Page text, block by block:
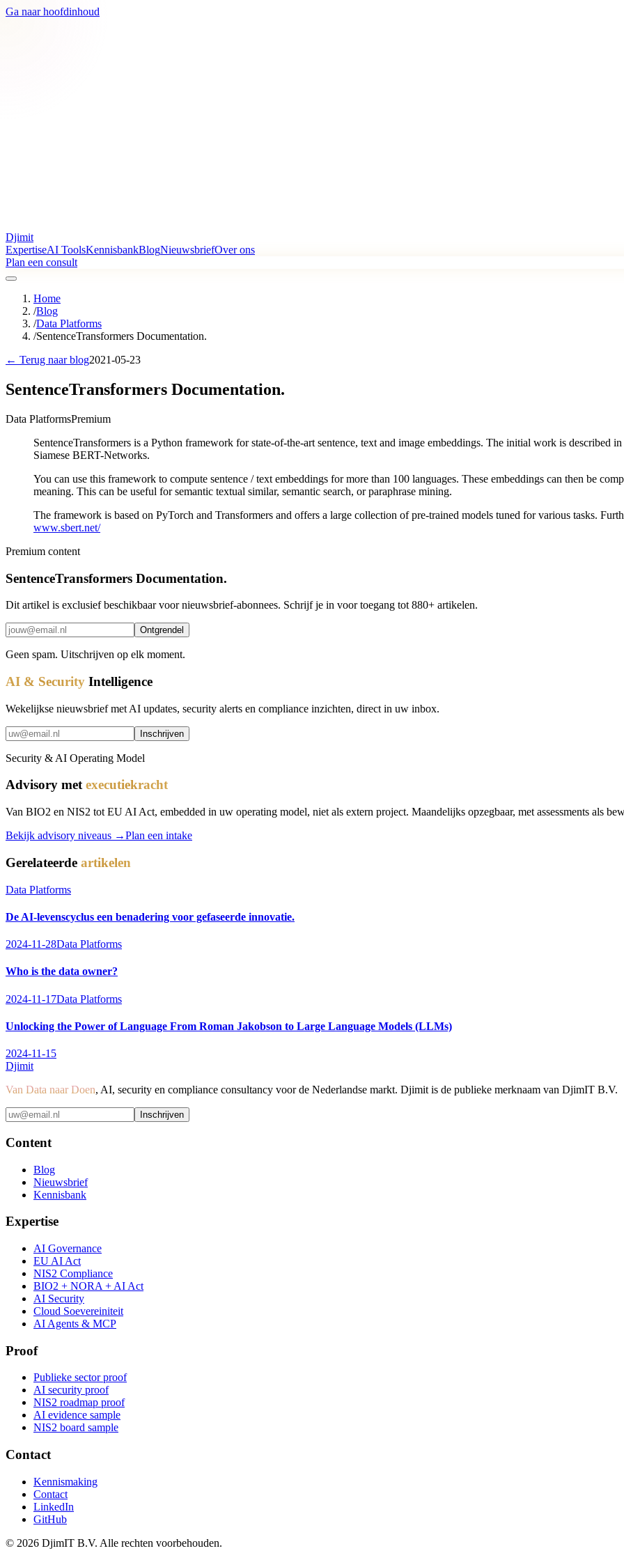
Ga naar hoofdinhoud
Djimit
ExpertiseAI ToolsKennisbankBlogNieuwsbriefOver ons
Plan een consult
Home
/Blog
/Data Platforms
/SentenceTransformers Documentation.
← Terug naar blog2021-05-23
SentenceTransformers Documentation.
Data PlatformsPremium
SentenceTransformers is a Python framework for state-of-the-art sentence, text and image embeddings. The initial work is described
Siamese BERT-Networks.
You can use this framework to compute sentence / text embeddings for more than 100 languages. These embeddings can then be
meaning. This can be useful for semantic textual similar, semantic search, or paraphrase mining.
The framework is based on PyTorch and Transformers and offers a large collection of pre-trained models tuned for various tasks.
www.sbert.net/
Premium content
SentenceTransformers Documentation.
Dit artikel is exclusief beschikbaar voor nieuwsbrief-abonnees. Schrijf je in voor toegang tot 880+ artikelen.
Ontgrendel
Geen spam. Uitschrijven op elk moment.
AI & Security Intelligence
Wekelijkse nieuwsbrief met AI updates, security alerts en compliance inzichten, direct in uw inbox.
Inschrijven
Security & AI Operating Model
Advisory metexecutiekracht
Van BIO2 en NIS2 tot EU AI Act, embedded in uw operating model, niet als extern project. Maandelijks opzegbaar, met assessments als
Bekijk advisory niveaus →Plan een intake
Gerelateerde artikelen
Data Platforms
De AI-levenscyclus een benadering voor gefaseerde innovatie.
2024-11-28Data Platforms
Who is the data owner?
2024-11-17Data Platforms
Unlocking the Power of Language From Roman Jakobson to Large Language Models (LLMs)
2024-11-15
Djimit
Van Data naar Doen, AI, security en compliance consultancy voor de Nederlandse markt. Djimit is de publieke merknaam van DjimIT B.V.
Inschrijven
Content
Blog
Nieuwsbrief
Kennisbank
Expertise
AI Governance
EU AI Act
NIS2 Compliance
BIO2 + NORA + AI Act
AI Security
Cloud Soevereiniteit
AI Agents & MCP
Proof
Publieke sector proof
AI security proof
NIS2 roadmap proof
AI evidence sample
NIS2 board sample
Contact
Kennismaking
Contact
LinkedIn
GitHub
© 2026 DjimIT B.V. Alle rechten voorbehouden.